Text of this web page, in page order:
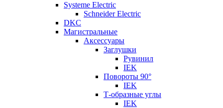
Systeme Electric
Schneider Electric
DKC
Магистральные
Аксессуары
Заглушки
Рувинил
IEK
Повороты 90°
IEK
Т-образные углы
IEK